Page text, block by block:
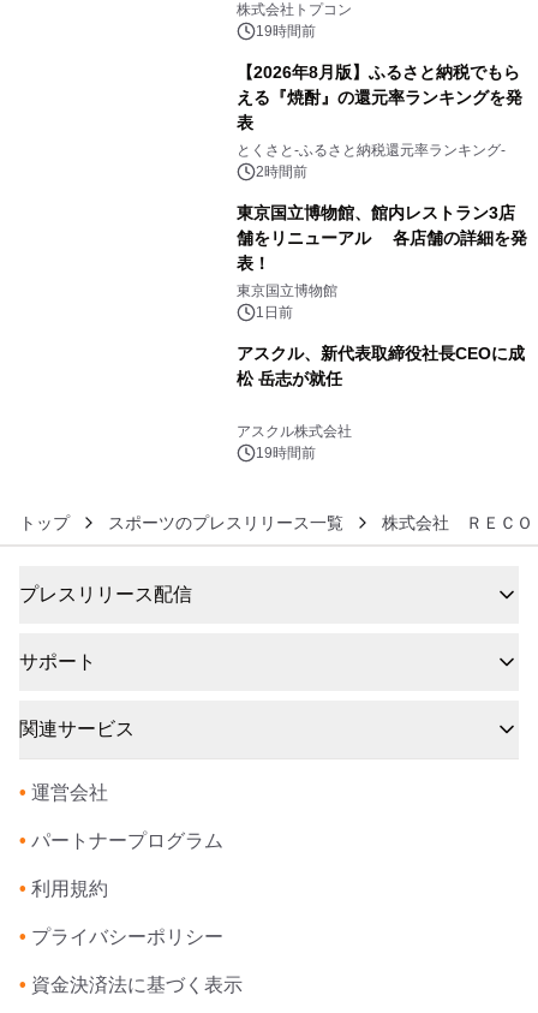
株式会社トプコン
19時間前
【2026年8月版】ふるさと納税でもら
える『焼酎』の還元率ランキングを発
表
とくさと-ふるさと納税還元率ランキング-
2時間前
東京国立博物館、館内レストラン3店
舗をリニューアル 各店舗の詳細を発
表！
東京国立博物館
1日前
アスクル、新代表取締役社長CEOに成
松 岳志が就任
アスクル株式会社
19時間前
トップ スポーツのプレスリリース一覧 株式会社 ＲＥＣＯ
プレスリリース配信
サポート
関連サービス
• 運営会社
• パートナープログラム
• 利用規約
• プライバシーポリシー
• 資金決済法に基づく表示